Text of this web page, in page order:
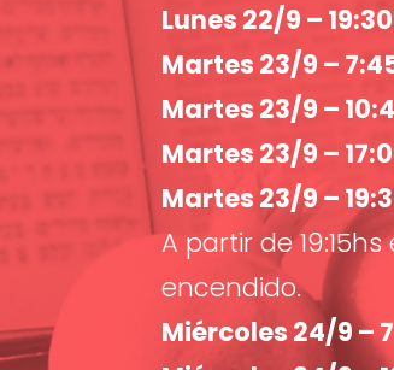
Lunes 22/9 –
Martes 23/9 –
Martes 23/9 –
Martes 23/9 –
Martes 23/9 –
A partir de
encendido.
Miércoles 24/9 –